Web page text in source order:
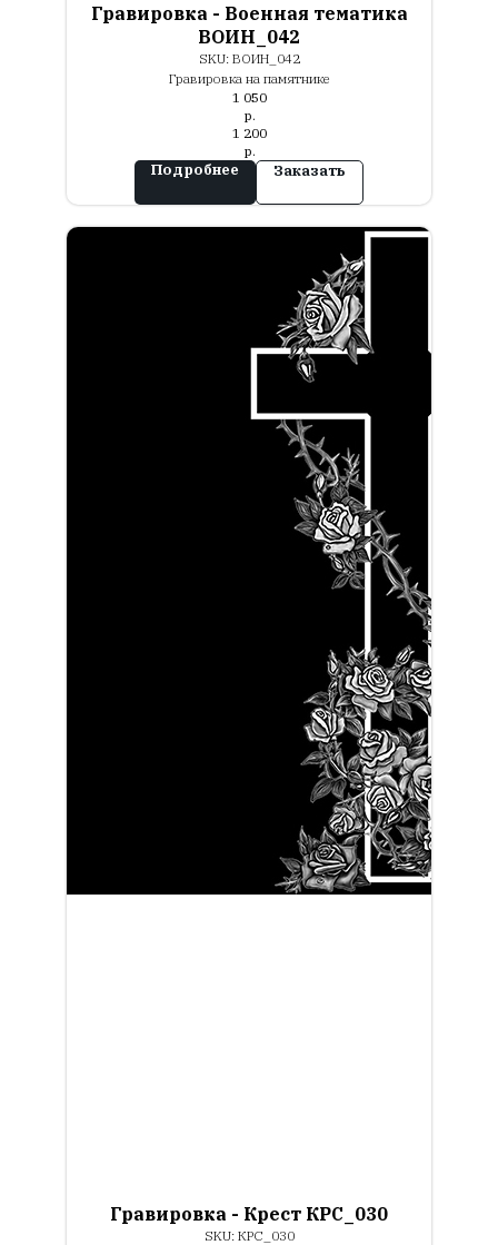
Гравировка - Военная тематика
ВОИН_042
SKU: ВОИН_042
Гравировка на памятнике
1 050
р.
1 200
р.
Подробнее Заказать
Гравировка - Крест КРС_030
SKU: КРС_030